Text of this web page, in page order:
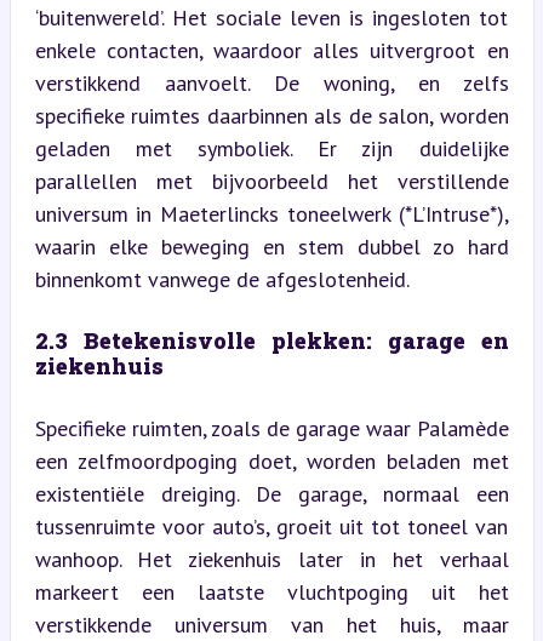
‘buitenwereld’. Het sociale leven is ingesloten tot
enkele contacten, waardoor alles uitvergroot en
verstikkend aanvoelt. De woning, en zelfs
specifieke ruimtes daarbinnen als de salon, worden
geladen met symboliek. Er zijn duidelijke
parallellen met bijvoorbeeld het verstillende
universum in Maeterlincks toneelwerk (*L’Intruse*),
waarin elke beweging en stem dubbel zo hard
binnenkomt vanwege de afgeslotenheid.
2.3 Betekenisvolle plekken: garage en
ziekenhuis
Specifieke ruimten, zoals de garage waar Palamède
een zelfmoordpoging doet, worden beladen met
existentiële dreiging. De garage, normaal een
tussenruimte voor auto’s, groeit uit tot toneel van
wanhoop. Het ziekenhuis later in het verhaal
markeert een laatste vluchtpoging uit het
verstikkende universum van het huis, maar